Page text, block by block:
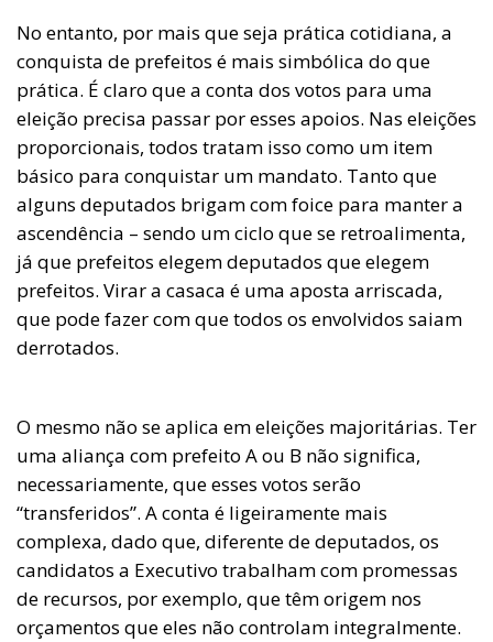
No entanto, por mais que seja prática cotidiana, a
conquista de prefeitos é mais simbólica do que
prática. É claro que a conta dos votos para uma
eleição precisa passar por esses apoios. Nas eleições
proporcionais, todos tratam isso como um item
básico para conquistar um mandato. Tanto que
alguns deputados brigam com foice para manter a
ascendência – sendo um ciclo que se retroalimenta,
já que prefeitos elegem deputados que elegem
prefeitos. Virar a casaca é uma aposta arriscada,
que pode fazer com que todos os envolvidos saiam
derrotados.
O mesmo não se aplica em eleições majoritárias. Ter
uma aliança com prefeito A ou B não significa,
necessariamente, que esses votos serão
“transferidos”. A conta é ligeiramente mais
complexa, dado que, diferente de deputados, os
candidatos a Executivo trabalham com promessas
de recursos, por exemplo, que têm origem nos
orçamentos que eles não controlam integralmente.